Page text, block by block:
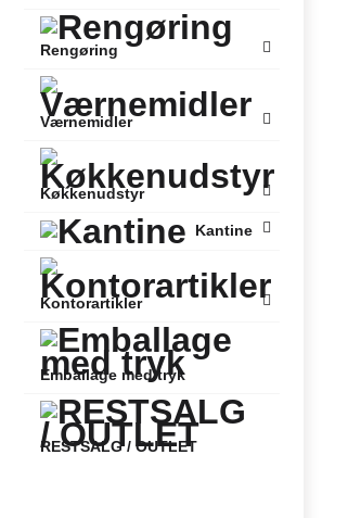
Rengøring
Værnemidler
Køkkenudstyr
Kantine
Kontorartikler
Emballage med tryk
RESTSALG / OUTLET